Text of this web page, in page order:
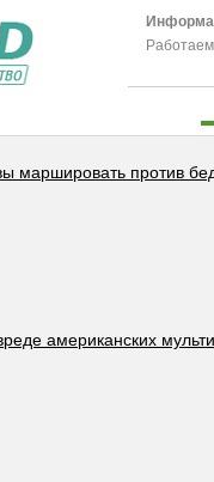
маршировать против
американских